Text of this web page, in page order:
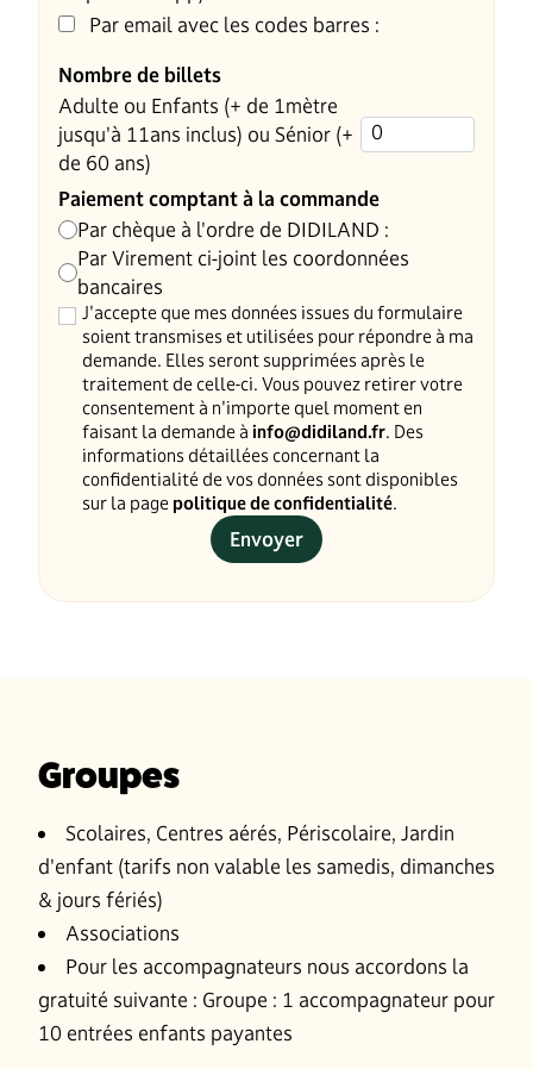
Par email avec les codes barres :
Nombre de billets
Adulte ou Enfants (+ de 1mètre
jusqu'à 11ans inclus) ou Sénior (+
de 60 ans)
Paiement comptant à la commande
Par chèque à l'ordre de DIDILAND :
Par Virement ci-joint les coordonnées
bancaires
J'accepte que mes données issues du formulaire
soient transmises et utilisées pour répondre à ma
demande. Elles seront supprimées après le
traitement de celle-ci. Vous pouvez retirer votre
consentement à n'importe quel moment en
faisant la demande à info@didiland.fr. Des
informations détaillées concernant la
confidentialité de vos données sont disponibles
sur la page politique de confidentialité.
Groupes
Scolaires, Centres aérés, Périscolaire, Jardin
d'enfant (tarifs non valable les samedis, dimanches
& jours fériés)
Associations
Pour les accompagnateurs nous accordons la
gratuité suivante : Groupe : 1 accompagnateur pour
10 entrées enfants payantes